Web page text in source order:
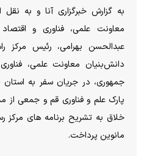
به گزارش خبرگزاری آنا و به نقل
معاونت علمی، فناوری و
عبدالحسن بهرامی، رئیس مرکز
دانش‌بنیان معاونت علمی،
جمهوری، در جریان سفر به
پارک علم و فناوری قم و جمعی از
خلاق به تشریح برنامه های مرکز
مانوین پرداخت.